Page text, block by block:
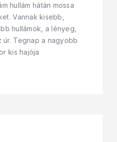
hullám hátán mossa
Vannak kisebb,
hullámok, a lényeg,
Tegnap a nagyobb
kis hajója